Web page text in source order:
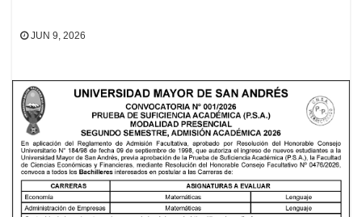
JUN 9, 2026